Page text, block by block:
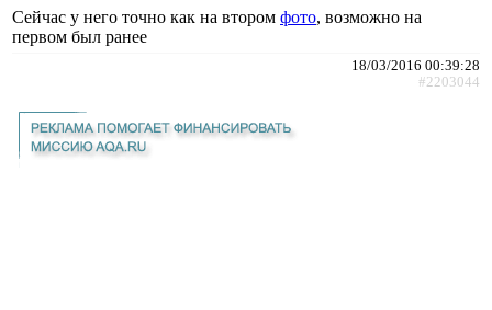
Сейчас у него точно как на втором фото, возможно на
первом был ранее
18/03/2016 00:39:28
#2203044